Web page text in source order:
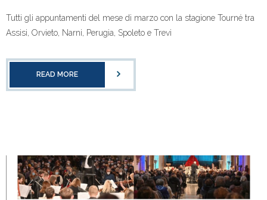
Tutti gli appuntamenti del mese di marzo con la stagione Tourné tra
Assisi, Orvieto, Narni, Perugia, Spoleto e Trevi
READ MORE